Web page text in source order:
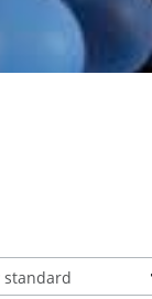
standard